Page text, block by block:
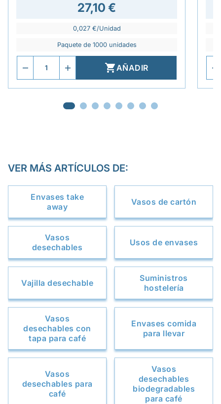
27,10 €
0,027 €/Unidad
Paquete de 1000 unidades
AÑADIR
VER MÁS ARTÍCULOS DE:
Envases take
away
Vasos de cartón
Vasos
desechables
Usos de envases
Vajilla desechable
Suministros
hostelería
Vasos
desechables con
tapa para café
Envases comida
para llevar
Vasos
desechables para
café
Vasos
desechables
biodegradables
para café